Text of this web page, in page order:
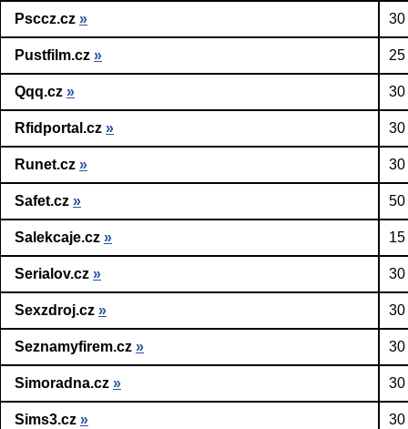
Psccz.cz » 30
Pustfilm.cz »
Qqq.cz » 30
Rfidportal.cz » 30
Runet.cz » 30
Safet.cz » 50
Salekcaje.cz »
Serialov.cz » 30
Sexzdroj.cz » 30
Seznamyfirem.cz » 30
Simoradna.cz » 30
Sims3.cz » 30